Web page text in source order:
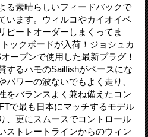
る素晴らしいフィードバックで
います。ウィルコやカイオイベ
ピートオーダーしまくってま
ックボードが入荷！ジョシュカ
ープンで使用した最新プラグ！
するハモのSailfishがベースにな
パワーの波ないでもよく走り、
をバランスよく兼ね備えたコン
で最も日本にマッチするモデル
、更にスムースでコントロール
ストレートラインからのウィン